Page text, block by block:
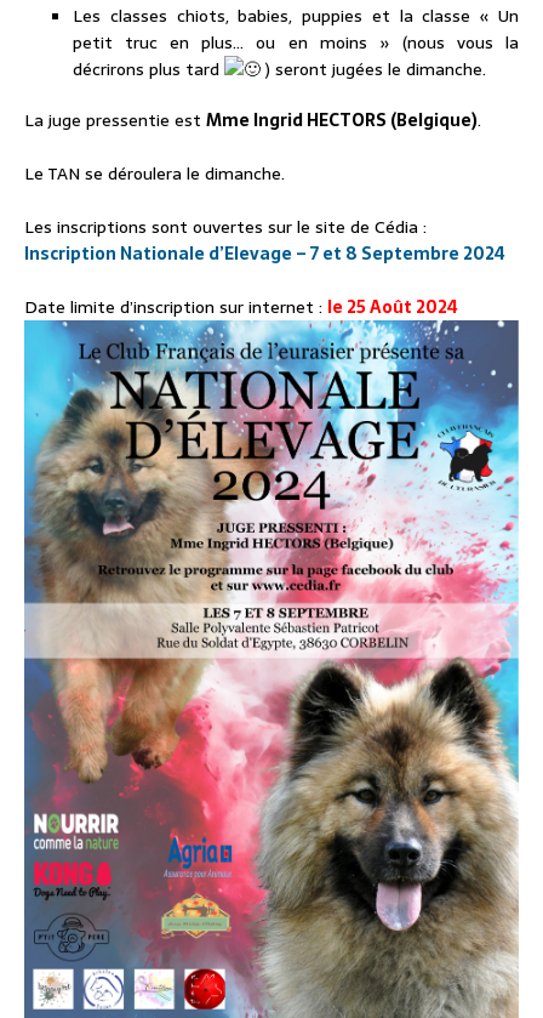
Les classes chiots, babies, puppies et la classe « Un
petit truc en plus… ou en moins » (nous vous la
décrirons plus tard
) seront jugées le dimanche.
La juge pressentie est Mme Ingrid HECTORS (Belgique).
Le TAN se déroulera le dimanche.
Les inscriptions sont ouvertes sur le site de Cédia :
Inscription Nationale d’Elevage – 7 et 8 Septembre 2024
Date limite d’inscription sur internet : le 25 Août 2024